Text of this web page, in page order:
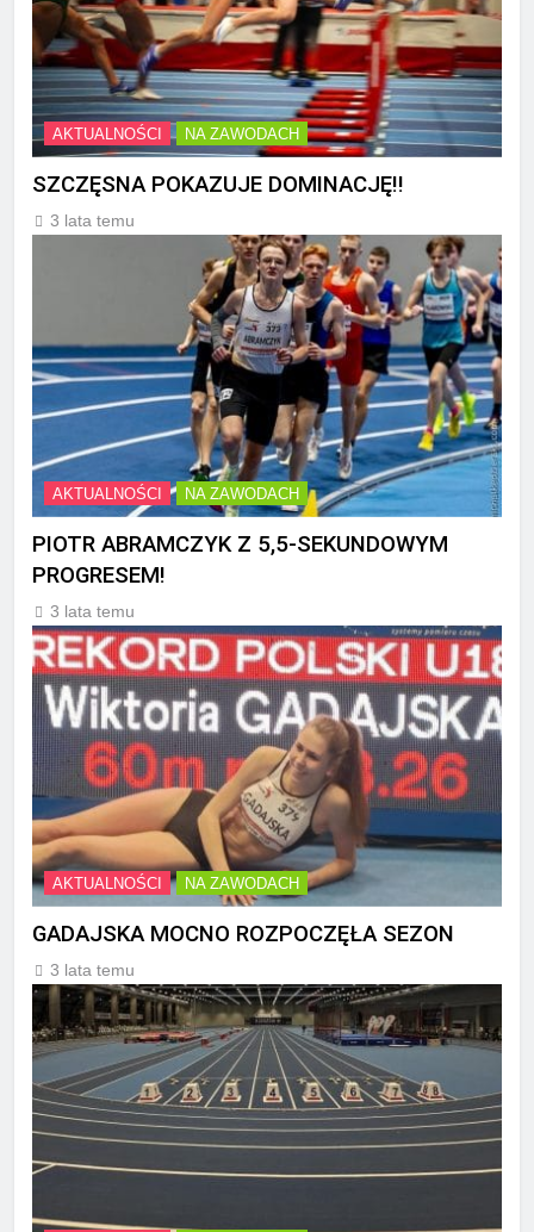
AKTUALNOŚCI NA ZAWODACH
SZCZĘSNA POKAZUJE DOMINACJĘ!!
3 lata temu
AKTUALNOŚCI NA ZAWODACH
PIOTR ABRAMCZYK Z 5,5-SEKUNDOWYM
PROGRESEM!
3 lata temu
AKTUALNOŚCI NA ZAWODACH
GADAJSKA MOCNO ROZPOCZĘŁA SEZON
3 lata temu